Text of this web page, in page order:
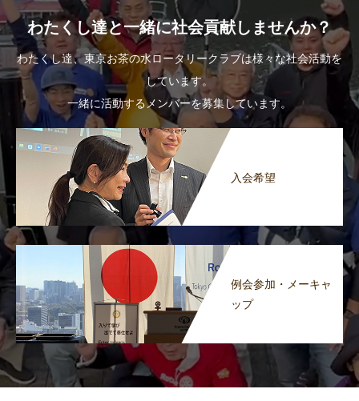
わたくし達と一緒に社会貢献しませんか？
わたくし達、東京お茶の水ロータリークラブは様々な社会活動を
しています。
一緒に活動するメンバーを募集しています。
入会希望
例会参加・メーキャ
ップ